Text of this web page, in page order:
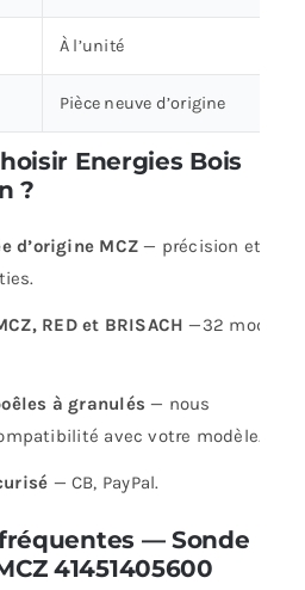
À l’unité
Pièce neuve d’origine
Energies Bois
?
d’origine MCZ— précision et
RED et BRISACH —32 modèles
à granulés — nous
avec votre modèle.
— CB, PayPal.
— Sonde
41451405600